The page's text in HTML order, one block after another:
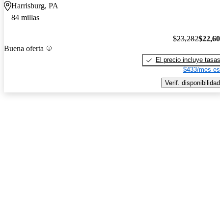
Harrisburg, PA
84 millas
Buena oferta
$23,282
El precio incluye tasas
$433/mes
Verif. disponibilidad